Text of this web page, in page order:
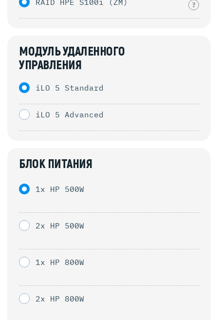
?
МОДУЛЬ УДАЛЕННОГО
УПРАВЛЕНИЯ
iLO 5 Standard
iLO 5 Advanced
БЛОК ПИТАНИЯ
1x HP 500W
2x HP 500W
1x HP 800W
2x HP 800W